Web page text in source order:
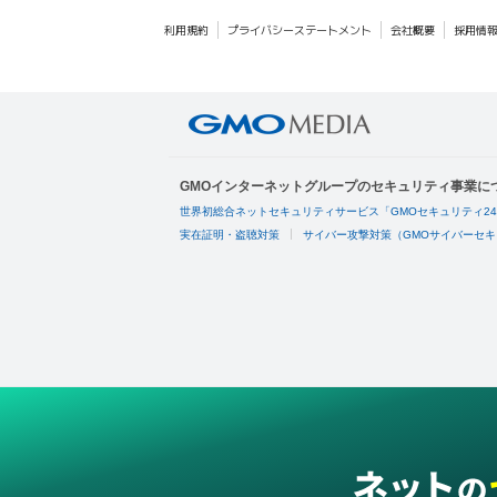
利用規約 プライバシーステートメント 会社概要 採用情報
GMOインターネットグループのセキュリティ事業に
世界初総合ネットセキュリティサービス「GMOセキュリティ
実在証明・盗聴対策
サイバー攻撃対策（GMOサイバーセ